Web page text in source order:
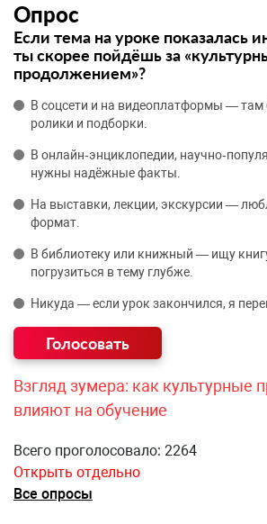
Опрос
Если тема на уроке показалась
ты скорее пойдёшь за
продолжением»?
В соцсети и на видеоплатформы —
ролики и подборки.
В онлайн‑энциклопедии,
нужны надёжные факты.
На выставки, лекции, экскурсии —
формат.
В библиотеку или книжный — ищу
погрузиться в тему глубже.
Никуда — если урок закончился, я
Взгляд зумера: как культурные
влияют на обучение
Всего проголосовало: 2264
Открыть отдельно
Все опросы